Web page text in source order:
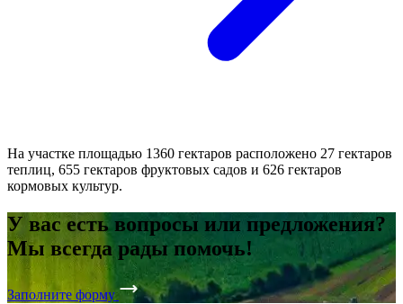
На участке площадью 1360 гектаров расположено 27 гектаров
теплиц, 655 гектаров фруктовых садов и 626 гектаров
кормовых культур.
У вас есть вопросы или предложения?
Мы всегда рады помочь!
Заполните форму